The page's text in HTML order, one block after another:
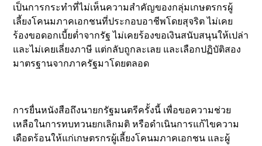
เป็นการกระทำที่ไม่เห็นความสำคัญของกลุ่มเกษตรกรผู้
เลี้ยงโคนมภาคเอกชนที่ประกอบอาชีพโดยสุจริต ไม่เคย
ร้องขอดอกเบี้ยต่ำจากรัฐ ไม่เคยร้องขอเงินสนับสนุนให้เปล่า
และไม่เคยเลี่ยงภาษี แต่กลับถูกละเลย และเลือกปฏิบัติสอง
มาตรฐานจากภาครัฐมาโดยตลอด
การยื่นหนังสือถึงนายกรัฐมนตรีครั้งนี้ เพื่อขอความช่วย
เหลือในการทบทวนยกเลิกมติ หรือดำเนินการแก้ไขความ
เดือดร้อนให้แก่เกษตรกรผู้เลี้ยงโคนมภาคเอกชน และผู้